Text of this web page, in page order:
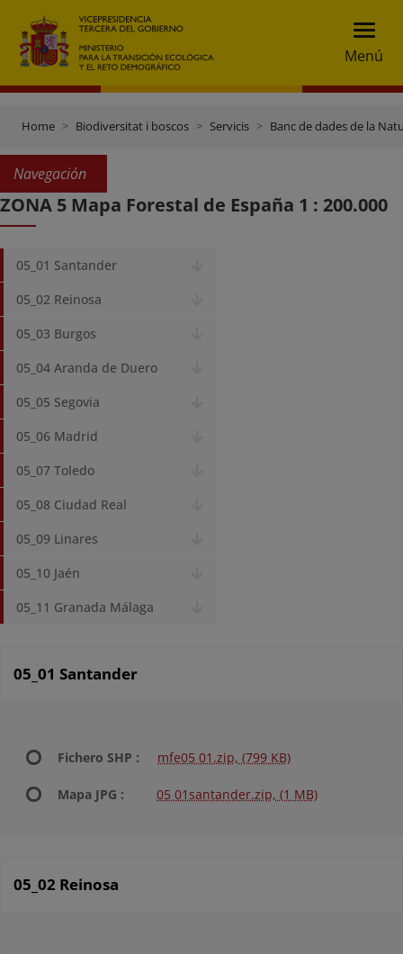
Menú
Home Biodiversitat i boscos Servicis Banc de dades de la
Navegación
ZONA 5 Mapa Forestal de España 1 : 200.000
05_01 Santander
05_02 Reinosa
05_03 Burgos
05_04 Aranda de Duero
05_05 Segovia
05_06 Madrid
05_07 Toledo
05_08 Ciudad Real
05_09 Linares
05_10 Jaén
05_11 Granada Málaga
05_01 Santander
Fichero SHP : mfe05 01.zip, (799 KB)
Mapa JPG : 05 01santander.zip, (1 MB)
05_02 Reinosa